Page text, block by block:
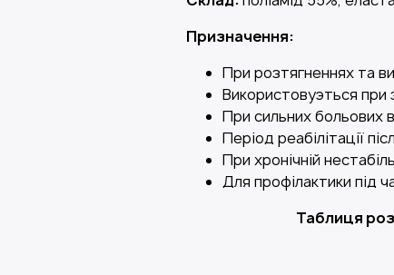
Призначення:
При розтягненнях та
Використовуэться при
При сильних больових
Період реабілітації
При хронічній
Для профілактики під
Таблиця